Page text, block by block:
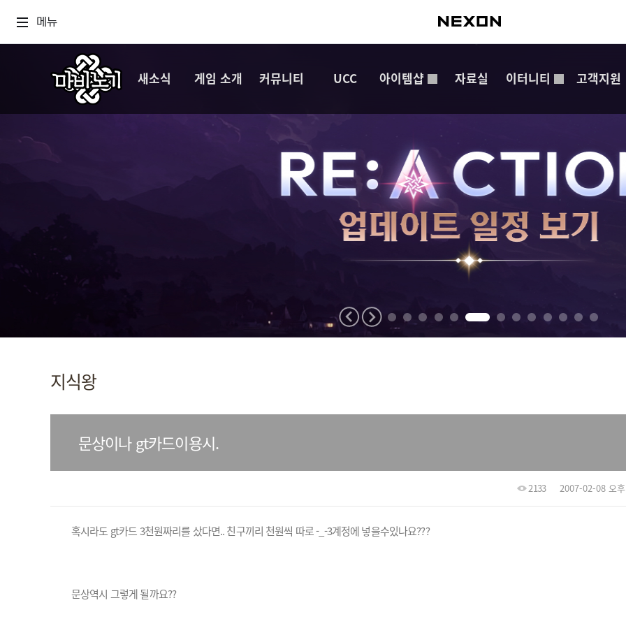
메뉴
새소식 게임 소개 커뮤니티 UCC 아이템샵 자료실 이터니티 고객지원
지식왕
문상이나 gt카드이용시.
2133 2007-02-08 오
혹시라도 gt카드 3천원짜리를 샀다면.. 친구끼리 천원씩 따로 -_-3계정에 넣을수있나요???
문상역시 그렇게 될까요??